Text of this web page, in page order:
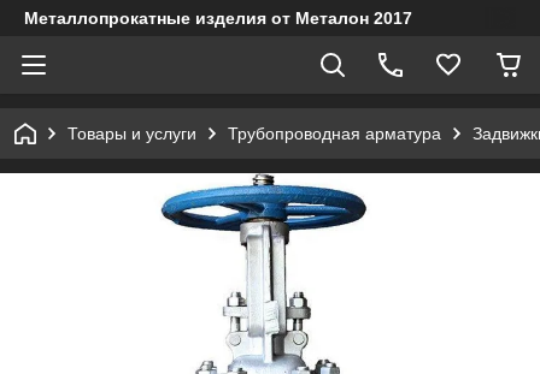
Металлопрокатные изделия от Металон 2017
Товары и услуги Трубопроводная арматура